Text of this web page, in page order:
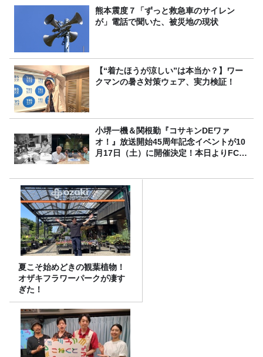
熊本震度７「ずっと救急車のサイレン
が」電話で聞いた、被災地の現状
【“着たほうが涼しい”は本当か？】ワー
クマンの暑さ対策ウェア、実力検証！
小堺一機＆関根勤『コサキンDEワァ
オ！』放送開始45周年記念イベントが10
月17日（土）に開催決定！本日よりFC先
夏こそ始めどきの観葉植物！
オザキフラワーパークが凄す
ぎた！